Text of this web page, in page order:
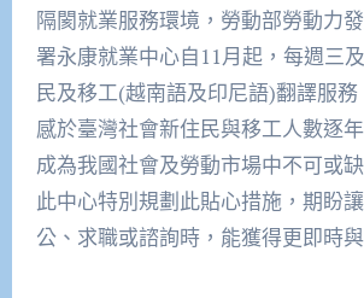
隔閡就業服務環境，勞動部勞動力
署永康就業中心自11月起，每週三
民及移工(越南語及印尼語)翻譯服
感於臺灣社會新住民與移工人數逐
成為我國社會及勞動市場中不可或
此中心特別規劃此貼心措施，期盼
公、求職或諮詢時，能獲得更即時